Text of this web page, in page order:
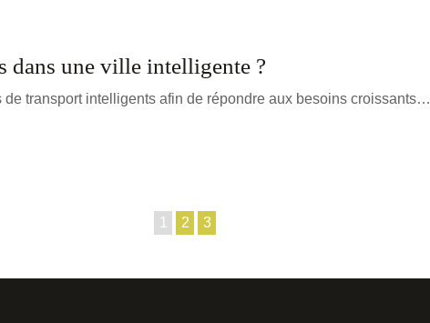
dans une ville intelligente ?
transport intelligents afin de répondre aux besoins croissants…
1 2 3